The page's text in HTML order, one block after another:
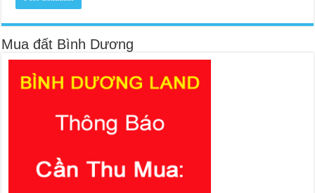
Mua đất Bình Dương